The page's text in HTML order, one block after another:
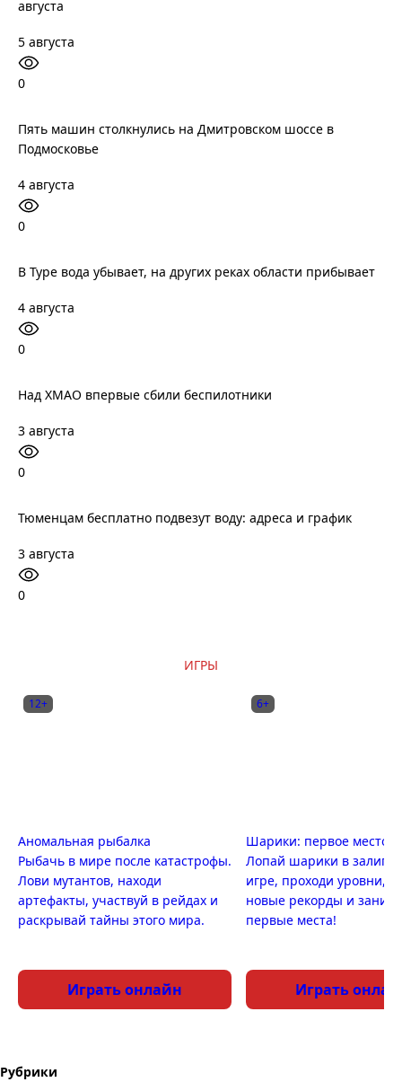
августа
5 августа
0
Пять машин столкнулись на Дмитровском шоссе в
Подмосковье
4 августа
0
В Туре вода убывает, на других реках области прибывает
4 августа
0
Над ХМАО впервые сбили беспилотники
3 августа
0
Тюменцам бесплатно подвезут воду: адреса и график
3 августа
0
ИГРЫ
12+
Аномальная рыбалка
Рыбачь в мире после катастрофы.
Лови мутантов, находи
артефакты, участвуй в рейдах и
раскрывай тайны этого мира.
Играть онлайн
6+
Шарики: первое место
Лопай шарики в
игре, проходи уровни,
новые рекорды и
первые места!
Играть
Рубрики